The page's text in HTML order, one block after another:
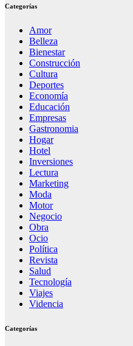
Categorías
Amor
Belleza
Bienestar
Construcción
Cultura
Deportes
Economía
Educación
Empresas
Gastronomia
Hogar
Hotel
Inversiones
Lectura
Marketing
Moda
Motor
Negocio
Obra
Ocio
Política
Revista
Salud
Tecnología
Viajes
Videncia
Categorías